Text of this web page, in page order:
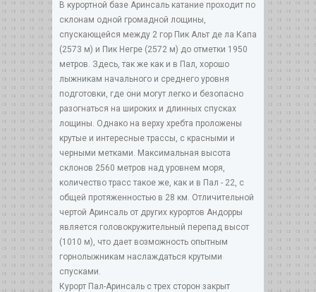
В курортной базе Аринсаль катание проходит по
склонам одной громадной лощины,
спускающейся между 2 гор Пик Альт де ла Капа
(2573 м) и Пик Негре (2572 м) до отметки 1950
метров. Здесь, так же как и в Пал, хорошо
лыжникам начального и среднего уровня
подготовки, где они могут легко и безопасно
разогнаться на широких и длинных спусках
лощины. Однако на верху хребта проложены
крутые и интересные трассы, с красными и
черными метками. Максимальная высота
склонов 2560 метров над уровнем моря,
количество трасс такое же, как и в Пал - 22, с
общей протяженностью в 28 км. Отличительной
чертой Аринсаль от других курортов Андорры
является головокружительный перепад высот
(1010 м), что дает возможность опытным
горнолыжникам наслаждаться крутыми
спусками.
Курорт Пал-Аринсаль с трех сторон закрыт